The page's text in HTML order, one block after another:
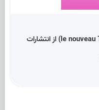
معرفی متد «لو نوو تاکسی» (le nouveau Taxi) از انتشارات